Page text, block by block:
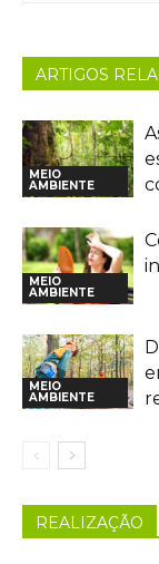
ARTIGOS
MEIO
AMBIENTE
MEIO
AMBIENTE
MEIO
AMBIENTE
REALIZAÇÃO